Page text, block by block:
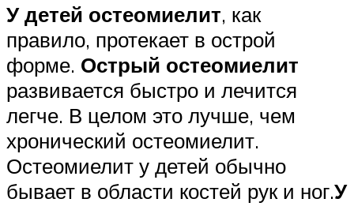
У детей остеомиелит, как
правило, протекает в острой
форме. Острый остеомиелит
развивается быстро и лечится
легче. В целом это лучше, чем
хронический остеомиелит.
Остеомиелит у детей обычно
бывает в области костей рук и ног.У